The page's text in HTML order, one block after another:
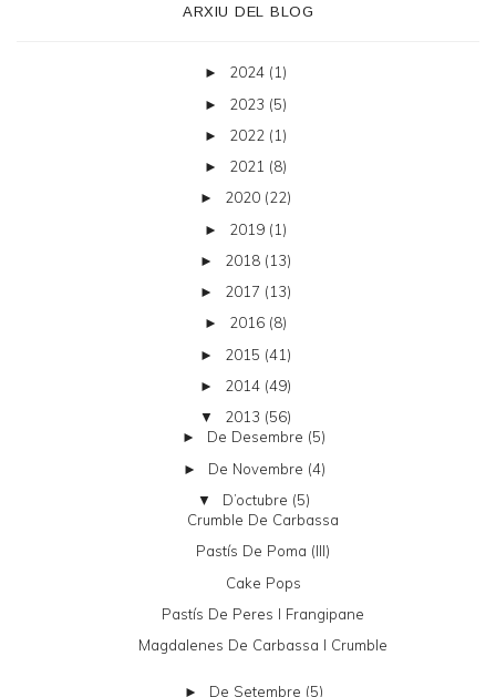
ARXIU DEL BLOG
► 2024 (1)
► 2023 (5)
► 2022 (1)
► 2021 (8)
► 2020 (22)
► 2019 (1)
► 2018 (13)
► 2017 (13)
► 2016 (8)
► 2015 (41)
► 2014 (49)
▼ 2013 (56)
► De Desembre (5)
► De Novembre (4)
▼ D’octubre (5)
Crumble De Carbassa
Pastís De Poma (III)
Cake Pops
Pastís De Peres I Frangipane
Magdalenes De Carbassa I Crumble
► De Setembre (5)